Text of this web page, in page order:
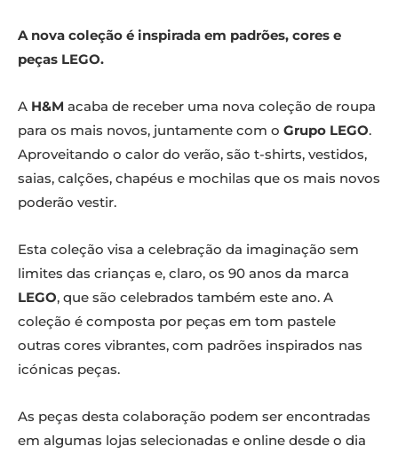
A nova coleção é inspirada em padrões, cores e
peças LEGO.
A H&M acaba de receber uma nova coleção de roupa
para os mais novos, juntamente com o Grupo LEGO.
Aproveitando o calor do verão, são t-shirts, vestidos,
saias, calções, chapéus e mochilas que os mais novos
poderão vestir.
Esta coleção visa a celebração da imaginação sem
limites das crianças e, claro, os 90 anos da marca
LEGO, que são celebrados também este ano. A
coleção é composta por peças em tom pastele
outras cores vibrantes, com padrões inspirados nas
icónicas peças.
As peças desta colaboração podem ser encontradas
em algumas lojas selecionadas e online desde o dia